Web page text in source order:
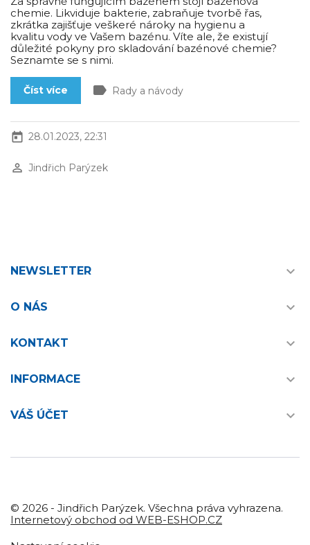
chemie. Likviduje bakterie, zabraňuje tvorbě řas,
zkrátka zajišťuje veškeré nároky na hygienu a
kvalitu vody ve Vašem bazénu. Víte ale, že existují
důležité pokyny pro skladování bazénové chemie?
Seznamte se s nimi.
Číst více label Rady a návody
today 28.01.2023, 22:31
perm_identity Jindřich Parýzek
NEWSLETTER 
O NÁS 
KONTAKT 
INFORMACE 
VÁŠ ÚČET 
© 2026 - Jindřich Parýzek. Všechna práva vyhrazena.
Internetový obchod od WEB-ESHOP.CZ